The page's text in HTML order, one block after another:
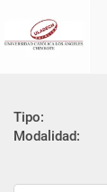
Tipo:
Modalidad: